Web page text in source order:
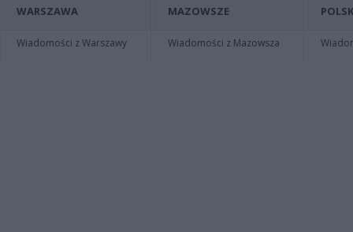
WARSZAWA
Wiadomości z Warszawy
MAZOWSZE
Wiadomości z Mazowsza